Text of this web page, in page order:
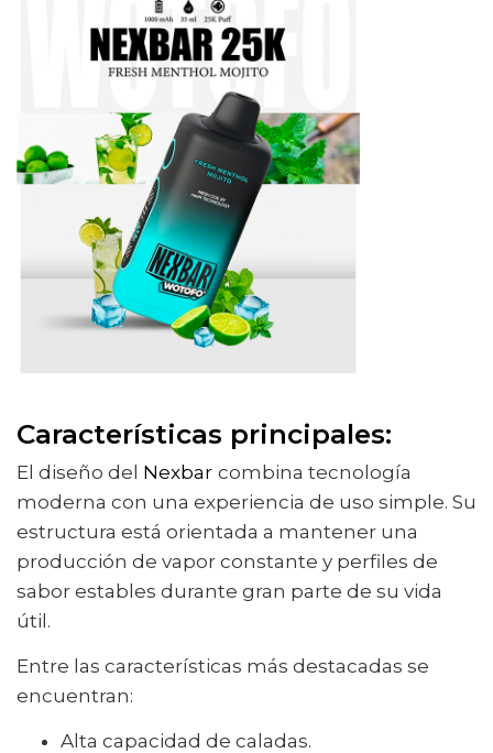
Características principales:
El diseño del Nexbar combina tecnología
moderna con una experiencia de uso simple. Su
estructura está orientada a mantener una
producción de vapor constante y perfiles de
sabor estables durante gran parte de su vida
útil.
Entre las características más destacadas se
encuentran:
Alta capacidad de caladas.